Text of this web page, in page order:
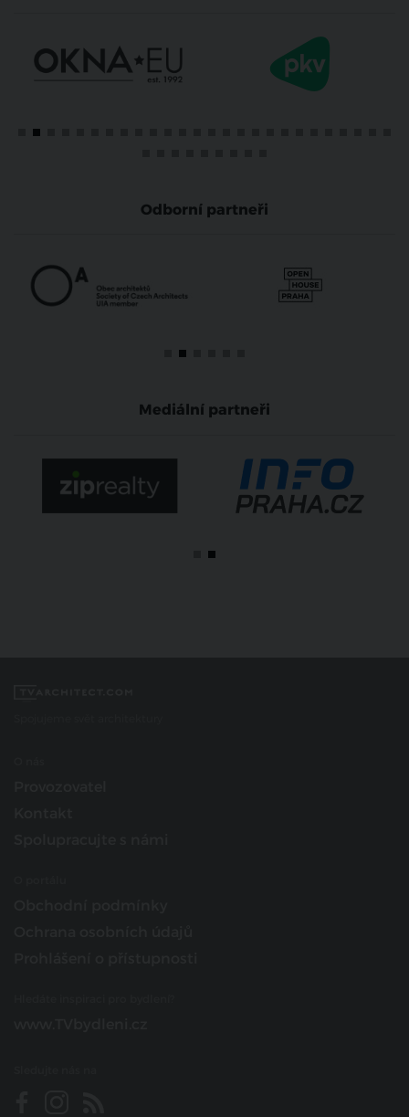
Odborní partneři
Mediální partneři